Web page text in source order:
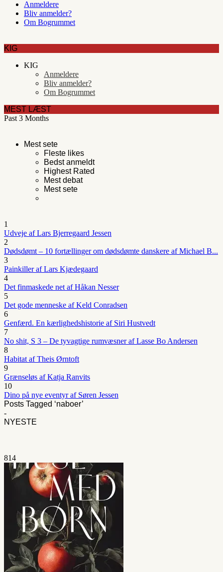
Anmeldere
Bliv anmelder?
Om Bogrummet
KIG
KIG
Anmeldere
Bliv anmelder?
Om Bogrummet
MEST LÆST
Past 3 Months
Mest sete
Fleste likes
Bedst anmeldt
Highest Rated
Mest debat
Mest sete
1
Udveje af Lars Bjerregaard Jessen
2
Dødsdømt – 10 fortællinger om dødsdømte danskere af Michael B...
3
Painkiller af Lars Kjædegaard
4
Det finmaskede net af Håkan Nesser
5
Det gode menneske af Keld Conradsen
6
Genfærd. En kærlighedshistorie af Siri Hustvedt
7
No shit, S 3 – De tyvagtige rumvæsner af Lasse Bo Andersen
8
Habitat af Theis Ørntoft
9
Grænseløs af Katja Ranvits
10
Dino på nye eventyr af Søren Jessen
Posts Tagged ‘naboer’
-
NYESTE
814